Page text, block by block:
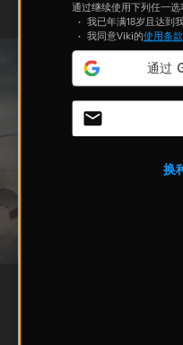
通过继续使用下列任一选
我已年满18岁且达到
我同意Viki的使用条款
换